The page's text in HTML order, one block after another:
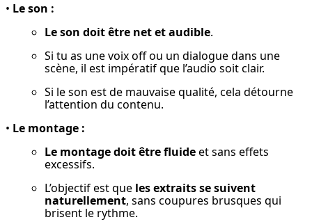
• Le son :
Le son doit être net et audible.
Si tu as une voix off ou un dialogue dans une
scène, il est impératif que l’audio soit clair.
Si le son est de mauvaise qualité, cela détourne
l’attention du contenu.
• Le montage :
Le montage doit être fluide et sans effets
excessifs.
L’objectif est que les extraits se suivent
naturellement, sans coupures brusques qui
brisent le rythme.